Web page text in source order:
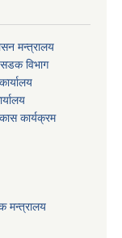
मन्त्रालय
सडक विभाग
कार्यक्रम
मन्त्रालय